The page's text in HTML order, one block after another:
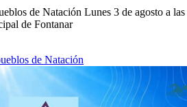
de Natación Lunes 3 de agosto a las
de Fontanar
de Natación